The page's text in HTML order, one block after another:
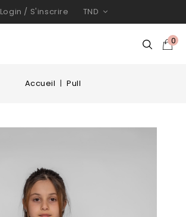
Login / S'inscrire TND
0
Accueil Pull